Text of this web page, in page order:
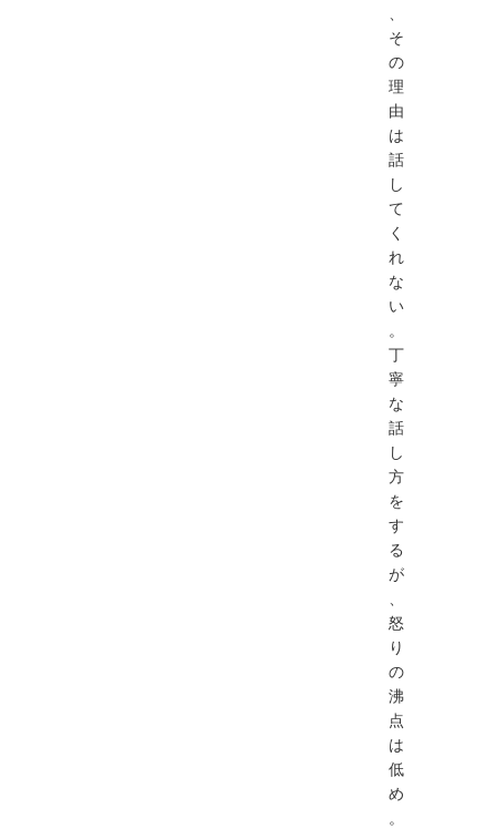
そ
の
理
由
は
話
し
て
く
れ
な
い
。
丁
寧
な
話
し
方
を
す
る
が
怒
り
の
沸
点
は
低
め
。